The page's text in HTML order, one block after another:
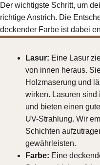
Der wichtigste Schritt, um
richtige Anstrich. Die
deckender Farbe ist dabei
Lasur: Eine Lasur
von innen heraus.
Holzmaserung und
wirken. Lasuren sind
und bieten einen
UV-Strahlung. Wir
Schichten
gewährleisten.
Farbe: Eine